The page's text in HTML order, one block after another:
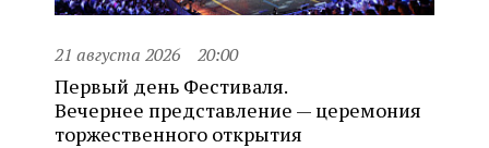
21 августа 2026 20:00
Первый день Фестиваля.
Вечернее представление — церемония
торжественного открытия